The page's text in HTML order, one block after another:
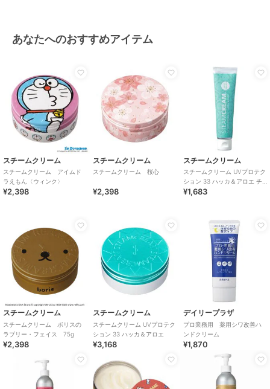
あなたへのおすすめアイテム
スチームクリーム
スチームクリーム アイムド
ラえもん〈ウィンク〉
¥2,398
スチームクリーム
スチームクリーム 桜心
¥2,398
スチームクリーム
スチームクリーム UVプロテク
ション 33 ハッカ＆アロエ チ
ューブ
¥1,683
スチームクリーム
スチームクリーム ボリスの
ラブリー・フェイス 75g
¥2,398
スチームクリーム
スチームクリーム UVプロテク
ション 33 ハッカ＆アロエ
¥3,168
デイリープラザ
プロ業務用 薬用シワ改善ハ
ンドクリーム
¥1,870